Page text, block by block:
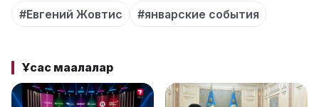
#Евгений Жовтис #январские события
Ұқсас мақалалар